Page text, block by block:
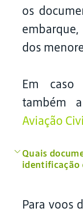
os
dos
Em caso
também
Aviação
Quais
identificação
Para voos